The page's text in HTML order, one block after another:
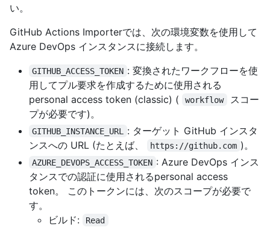
い。
GitHub Actions Importerでは、次の環境変数を使用して
Azure DevOps インスタンスに接続します。
GITHUB_ACCESS_TOKEN : 変換されたワークフローを使
用してプル要求を作成するために使用される
personal access token (classic) (
workflow
スコー
プが必要です)。
GITHUB_INSTANCE_URL
: ターゲット GitHub インスタ
ンスへの URL (たとえば、
https://github.com )。
AZURE_DEVOPS_ACCESS_TOKEN : Azure DevOps インス
タンスでの認証に使用されるpersonal access
token。 このトークンには、次のスコープが必要で
す。
ビルド:
Read